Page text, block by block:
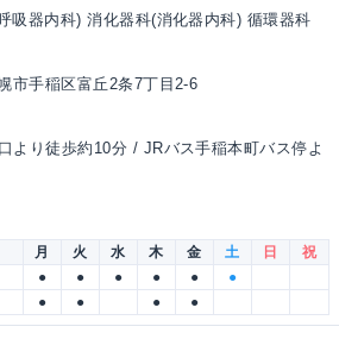
吸器内科) 消化器科(消化器内科) 循環器科
市手稲区富丘2条7丁目2-6
より徒歩約10分 / JRバス手稲本町バス停よ
月 火 水 木 金 土 日
祝
● ● ● ● ●
●
● ● ● ●